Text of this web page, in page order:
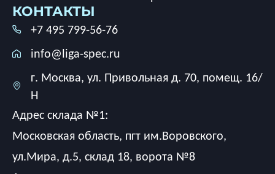
КОНТАКТЫ
+7 495 799-56-76
info@liga-spec.ru
г. Москва, ул. Привольная д. 70, помещ. 16/
Н
Адрес склада №1:
Московская область, пгт им.Воровского,
ул.Мира, д.5, склад 18, ворота №8